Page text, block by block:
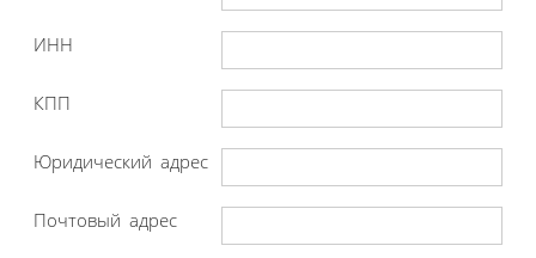
ИНН
КПП
Юридический адрес
Почтовый адрес